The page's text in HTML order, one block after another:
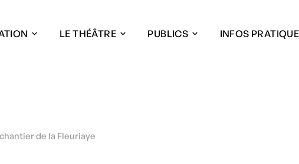
LE THÉÂTRE PUBLICS INFOS
de la Fleuriaye